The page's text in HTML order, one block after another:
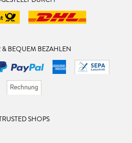
& BEQUEM BEZAHLEN
SHOPS